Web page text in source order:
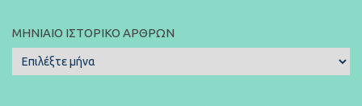
ΜΗΝΙΑΊΟ ΙΣΤΟΡΙΚΌ ΆΡΘΡΩΝ
Μηνιαίο
Ιστορικό